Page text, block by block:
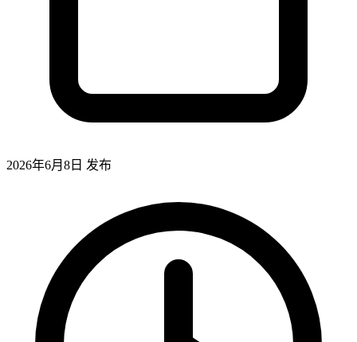
2026年6月8日 发布